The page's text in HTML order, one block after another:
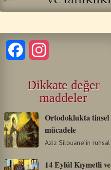
Facebook
Dikkate değer
maddeler
Οrtodoklukta tinsel
mücadele
14 Eylül Kıymetli ve